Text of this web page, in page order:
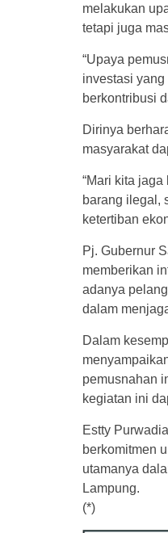
melakukan
tetapi juga
“Upaya
investasi
berkontribusi
Dirinya
masyarakat
“Mari kita
barang ilegal,
ketertiban
Pj. Gubernur
memberikan
adanya
dalam
Dalam
pemusnahan
kegiatan ini
Estty
berkomitmen
utamanya
Lampung.
(*)